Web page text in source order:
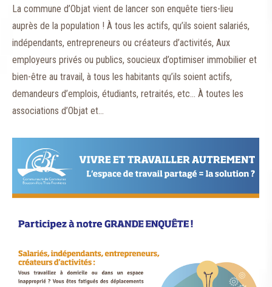
La commune d’Objat vient de lancer son enquête tiers-lieu
auprès de la population ! À tous les actifs, qu’ils soient salariés,
indépendants, entrepreneurs ou créateurs d’activités, Aux
employeurs privés ou publics, soucieux d’optimiser immobilier et
bien-être au travail, à tous les habitants qu’ils soient actifs,
demandeurs d’emplois, étudiants, retraités, etc… À toutes les
associations d’Objat et…